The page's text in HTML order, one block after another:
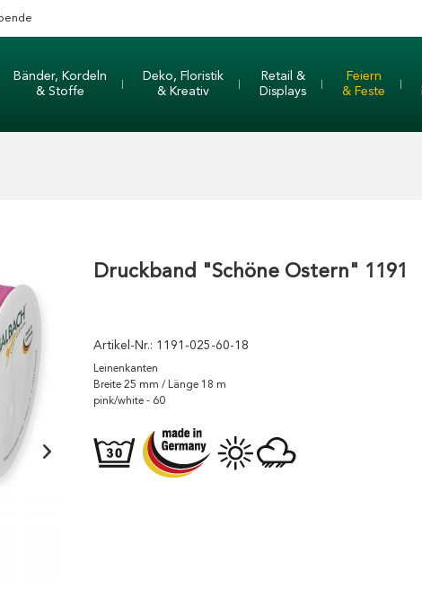
Bänder, Kordeln
& Stoffe
Deko, Floristik
& Kreativ
Retail &
Displays
Feiern
& Feste
Druckband "Schöne Ostern" 1191
Artikel-Nr.: 1191-025-60-18
Leinenkanten
Breite 25 mm / Länge 18 m
pink/white - 60